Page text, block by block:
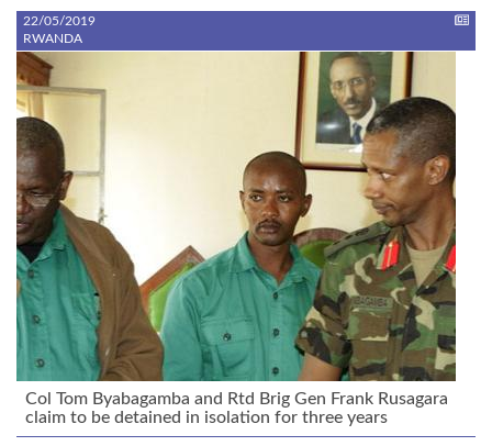
22/05/2019
RWANDA
Col Tom Byabagamba and Rtd Brig Gen Frank Rusagara
claim to be detained in isolation for three years